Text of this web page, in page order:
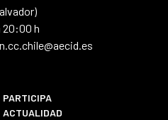
20:00 h
PARTICIPA
ACTUALIDAD